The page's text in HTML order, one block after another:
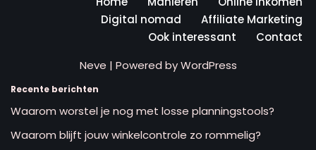
Digital nomad
Affiliate Marketing
Ook interessant
Contact
Neve | Powered byWordPress
Recente berichten
Waarom worstel je nog met losse planningstools?
Waarom blijft jouw winkelcontrole zo rommelig?